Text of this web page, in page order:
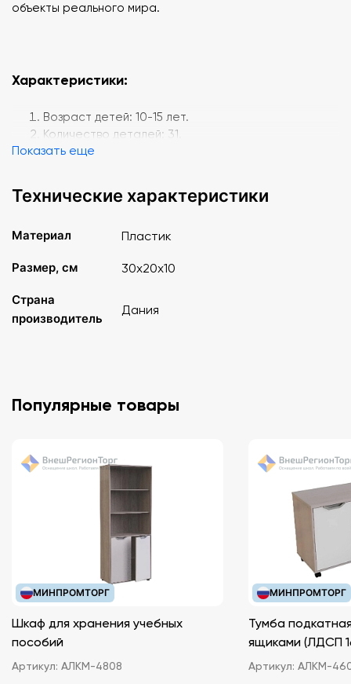
объекты реального мира.
Характеристики:
Возраст детей: 10-15 лет.
Количество деталей: 31.
Страна-производитель: Дания.
Показать еще
Технические характеристики
Материал Пластик
Размер, см 30х20х10
Страна
производитель
Дания
Популярные товары
МИНПРОМТОРГ
Шкаф для хранения учебных
пособий
Артикул: АЛКМ-4808
МИНПРОМТОРГ
Тумба
ящиками
Артикул: АЛКМ-